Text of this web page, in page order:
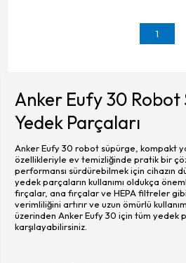
1
Anker Eufy 30 Robot
Yedek Parçaları
Anker Eufy 30 robot süpürge, kompakt
özellikleriyle ev temizliğinde pratik bir
performansı sürdürebilmek için cihazın
yedek parçaların kullanımı oldukça
fırçalar, ana fırçalar ve HEPA filtreler
verimliliğini artırır ve uzun ömürlü
üzerinden Anker Eufy 30 için tüm yedek
karşılayabilirsiniz.